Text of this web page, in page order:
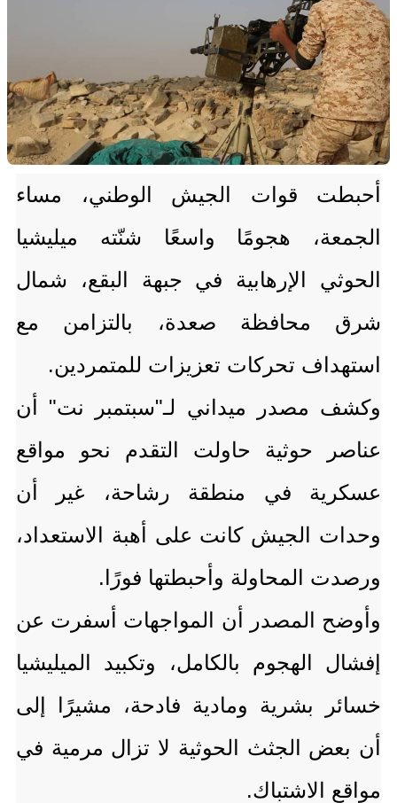
أحبطت قوات الجيش الوطني، مساء
الجمعة، هجومًا واسعًا شنّته ميليشيا
الحوثي الإرهابية في جبهة البقع، شمال
شرق محافظة صعدة، بالتزامن مع
استهداف تحركات تعزيزات للمتمردين.
وكشف مصدر ميداني لـ"سبتمبر نت" أن
عناصر حوثية حاولت التقدم نحو مواقع
عسكرية في منطقة رشاحة، غير أن
وحدات الجيش كانت على أهبة الاستعداد،
ورصدت المحاولة وأحبطتها فورًا.
وأوضح المصدر أن المواجهات أسفرت عن
إفشال الهجوم بالكامل، وتكبيد الميليشيا
خسائر بشرية ومادية فادحة، مشيرًا إلى
أن بعض الجثث الحوثية لا تزال مرمية في
مواقع الاشتباك.